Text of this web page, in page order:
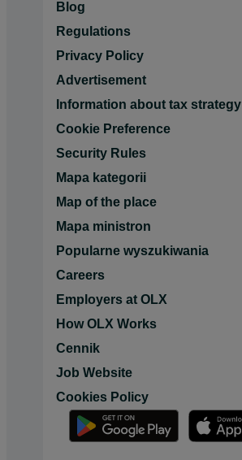
Blog
Regulations
Privacy Policy
Advertisement
Information about tax strategy
Cookie Preference
Security Rules
Mapa kategorii
Map of the place
Mapa ministron
Popularne wyszukiwania
Careers
Employers at OLX
How OLX Works
Cennik
Job Website
Cookies Policy